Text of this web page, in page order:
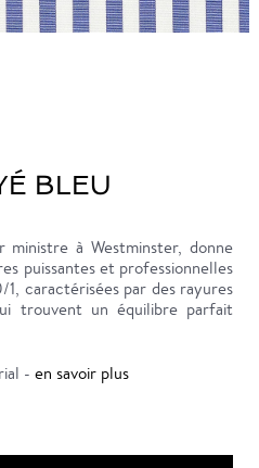
BLEU
à Westminster, donne
puissantes et professionnelles
caractérisées par des rayures
trouvent un équilibre parfait
- en savoir plus